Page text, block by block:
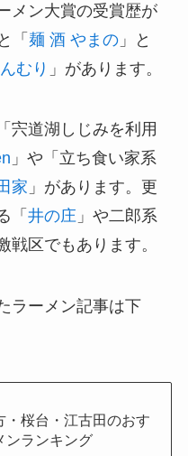
メン大賞の受賞歴が
「 麺 酒 やまの」と
むり 」があります。
宍道湖しじみを利用
」や「立ち食い家系
家 」があります。更
「 井の庄」や二郎系
戦区でもあります。
ラーメン記事は下
・桜台・江古田のおす
ンランキング